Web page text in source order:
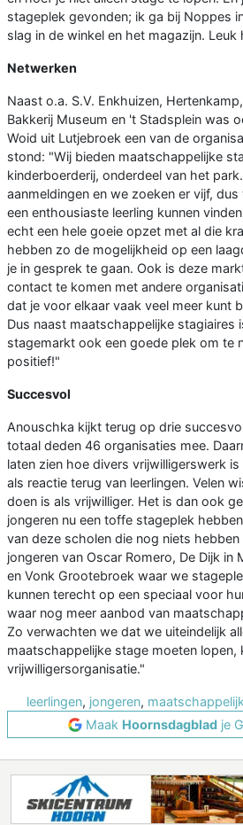
stageplek gevonden; ik ga bij Noppes
slag in de winkel en het magazijn. Leuk
Netwerken
Naast o.a. S.V. Enkhuizen,
Bakkerij Museum en 't Stadsplein was
Woid uit Lutjebroek een van de
stond: "Wij bieden maatschappelijke
kinderboerderij, onderdeel van het
aanmeldingen en we zoeken er vijf,
een enthousiaste leerling kunnen
echt een hele goeie opzet met al die
hebben zo de mogelijkheid op een
je in gesprek te gaan. Ook is deze
contact te komen met andere
dat je voor elkaar vaak veel meer kunt
Dus naast maatschappelijke stagiaires
stagemarkt ook een goede plek om te
positief!"
Succesvol
Anouschka kijkt terug op drie
totaal deden 46 organisaties mee.
laten zien hoe divers vrijwilligerswerk
als reactie terug van leerlingen. Velen
doen is als vrijwilliger. Het is dan ook
jongeren nu een toffe stageplek
van deze scholen die nog niets
jongeren van Oscar Romero, De Dijk in
en Vonk Grootebroek waar we
kunnen terecht op een speciaal voor
waar nog meer aanbod van
Zo verwachten we dat we uiteindelijk
maatschappelijke stage moeten lopen,
vrijwilligersorganisatie."
leerlingen, jongeren,
Maak Hoornsdagbladje